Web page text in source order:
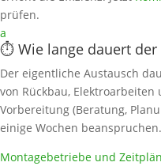
prüfen.
a
⏱️ Wie lange dauert der
Der eigentliche Austausch
von Rückbau,
Vorbereitung (Beratung,
einige Wochen beanspruchen.
Montagebetriebe und